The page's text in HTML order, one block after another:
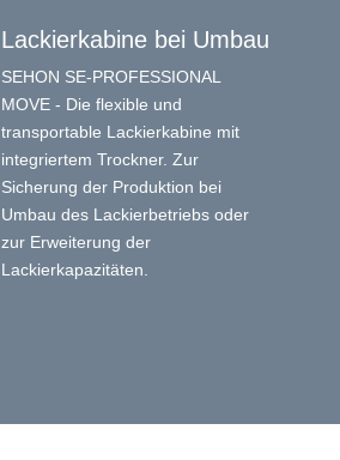
Lackierkabine bei Umbau
SEHON SE-PROFESSIONAL
MOVE - Die flexible und
transportable Lackierkabine mit
integriertem Trockner. Zur
Sicherung der Produktion bei
Umbau des Lackierbetriebs oder
zur Erweiterung der
Lackierkapazitäten.